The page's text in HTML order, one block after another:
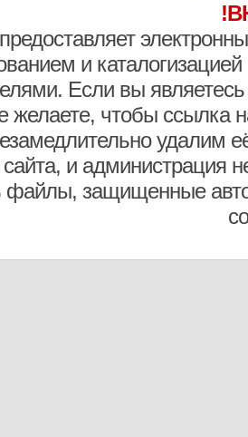
и
Если вы являетесь
желаете, чтобы ссылка
удалим
и администрация
файлы, защищенные